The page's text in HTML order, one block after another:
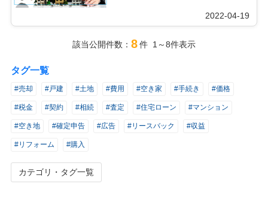
2022-04-19
該当公開件数： 8件 1～8件表示
タグ一覧
#売却 #戸建 #土地 #費用 #空き家 #手続き #価格
#税金 #契約 #相続 #査定 #住宅ローン #マンション
#空き地 #確定申告 #広告 #リースバック #収益
#リフォーム #購入
カテゴリ・タグ一覧